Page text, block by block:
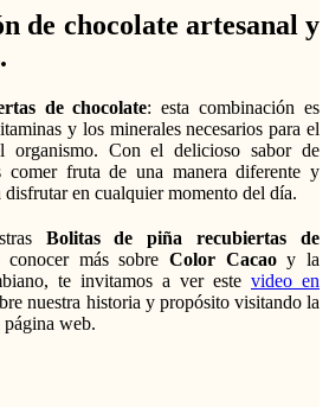
de chocolate artesanal y
de chocolate: esta combinación es
y los minerales necesarios para el
organismo. Con el delicioso sabor de
comer fruta de una manera diferente y
en cualquier momento del día.
Bolitas de piña recubiertas de
conocer más sobre Color Cacaoy la
te invitamos a ver este video en
nuestra historia y propósito visitando la
página web.